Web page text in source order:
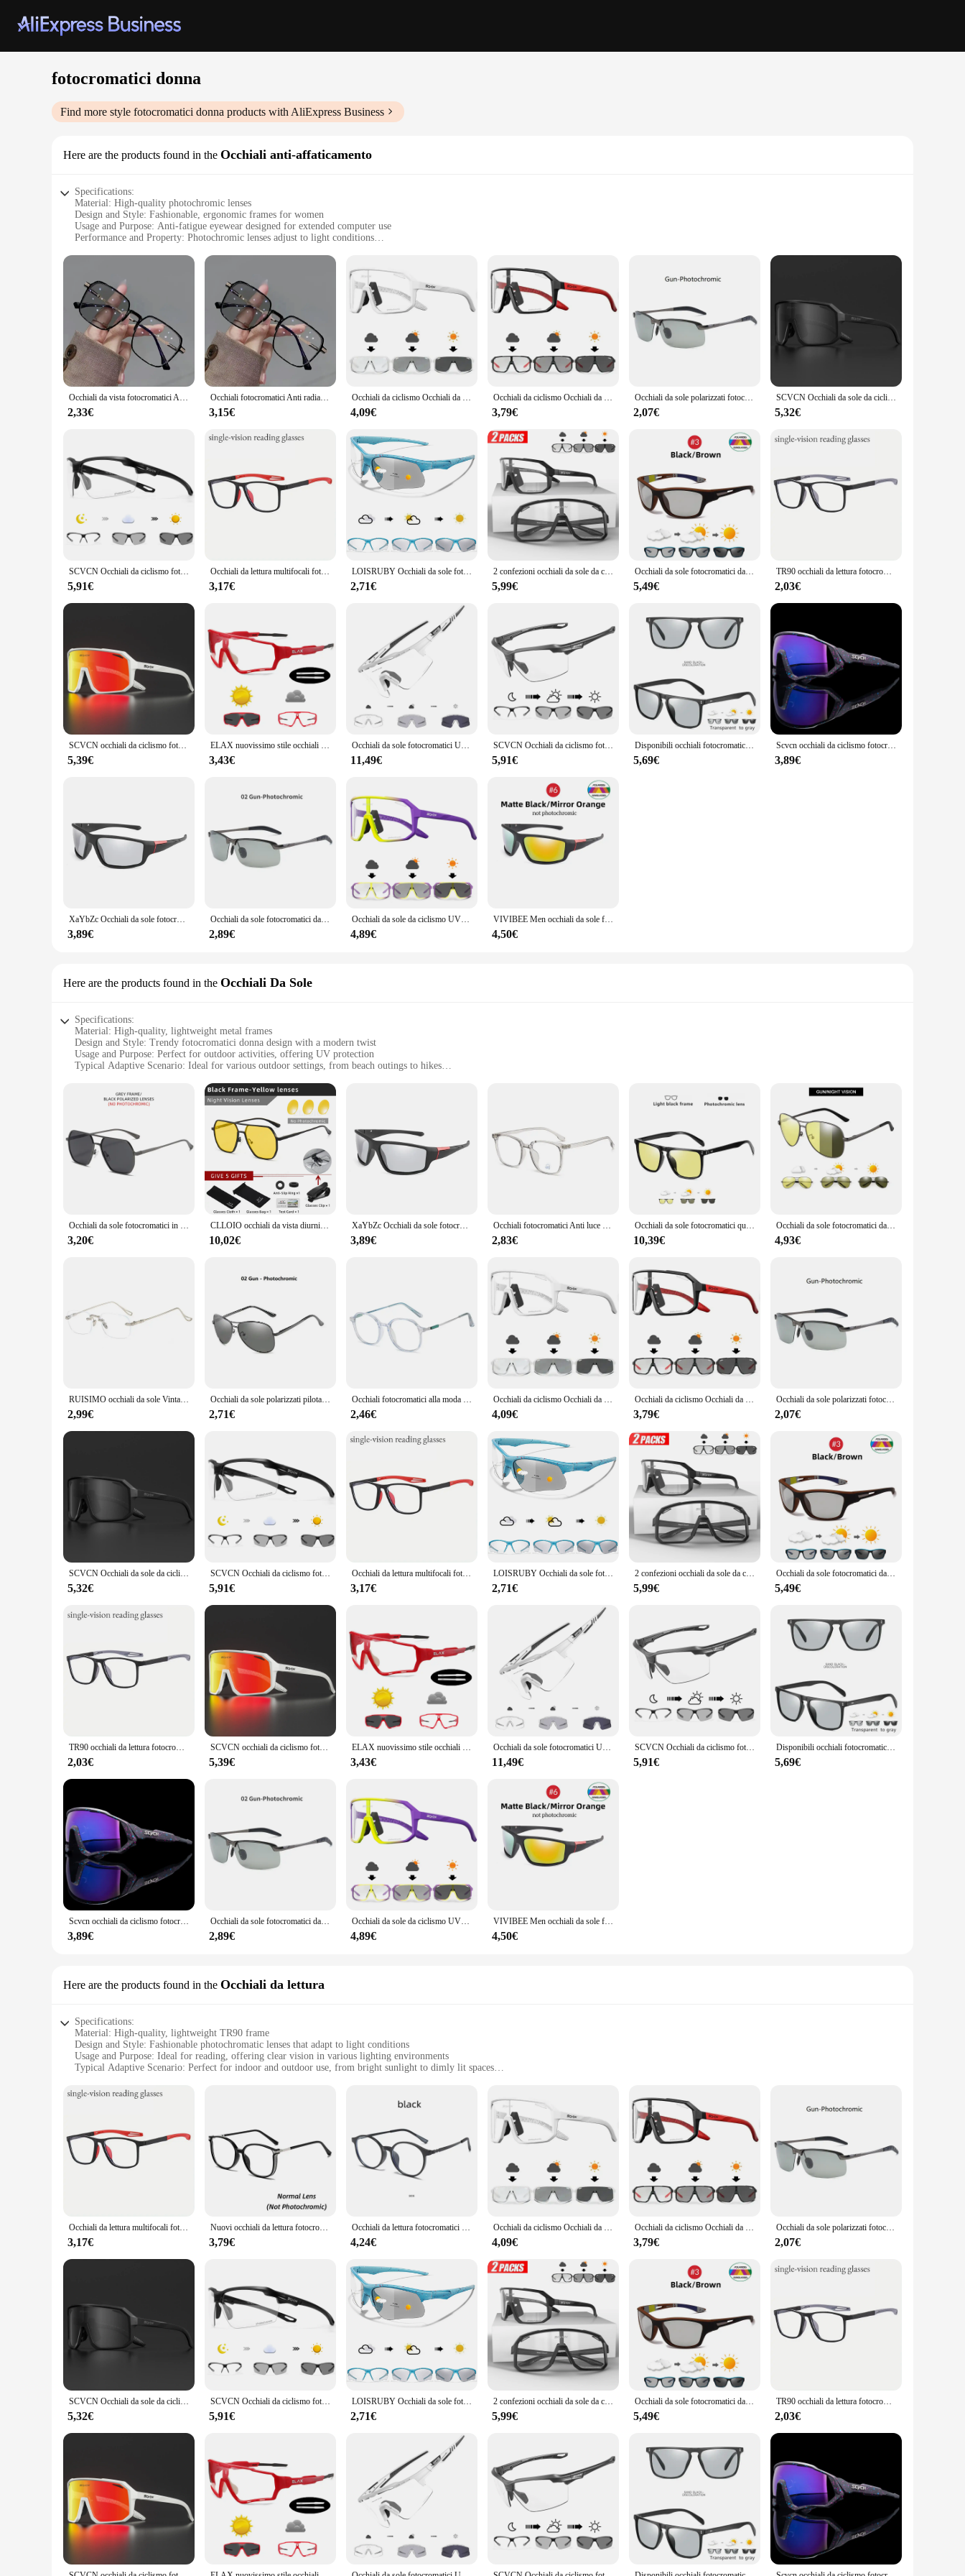
fotocromatici donna
Find more style fotocromatici donna products with AliExpress Business
Here are the products found in the Occhiali anti-affaticamento
Specifications:
Material: High-quality photochromic lenses
Design and Style: Fashionable, ergonomic frames for women
Usage and Purpose: Anti-fatigue eyewear designed for extended computer use
Performance and Property: Photochromic lenses adjust to light conditions
Applicable People: Ideal for women seeking stylish eye protection
Features:
**Advanced Eye Comfort Technology**
Discover the ultimate blend of style and functionality with our fotocromatici donna Occhiali anti-affaticamento. These anti-fatigue eyewear are meticulously crafted with high-quality photochromic
lenses that adjust to varying light conditions, ensuring your eyes are shielded from harmful blue light emitted by electronic devices. The lenses' adaptability makes them perfect for use in various
scenarios, from bright sunlight to dimly lit environments, providing optimal clarity and comfort.
**Designed for the Modern Woman**
Our eyewear is not just about performance; it's also about style. The sleek, ergonomic frames are designed to complement the modern woman's aesthetic, making them a versatile accessory for both
professional and casual settings. The lightweight design ensures comfort throughout the day, making them suitable for extended computer use, travel, or any activity that requires clear vision and
reduced eye strain.
**Adaptable and Accessible**
expand their eyewear offerings. Whether you're a small boutique or a large retailer, our wholesale options cater to your business needs. With our eyewear, you can offer your customers the latest in eye
protection technology, coupled with a stylish design that resonates with the modern woman's lifestyle.
Occhiali da vista fotocromatici Anti radiazioni con montatura grande per occhiali da vista di transizione donna/uomo lenti sostituibili
2,33€
Occhiali fotocromatici Anti radiazioni occhiali in metallo per occhiali da Computer donna uomo
3,15€
Occhiali da ciclismo Occhiali da sole fotocromatici Uomo Donna Occhiali da strada per mountain bike Nuovi occhiali da escursionismo per sport all'aria aperta da equitazione
4,09€
Occhiali da ciclismo Occhiali da sole fotocromatici Uomo Donna Occhiali da strada per mountain bike Nuovi occhiali da escursionismo per sport all'aria aperta da equitazione
3,79€
Occhiali da sole polarizzati fotocromatici da uomo che guidano gli occhiali da camaleonte da pesca cambiano colore occhiali da sole visione notturna diurna occhiali UV400
2,07€
SCVCN Occhiali da sole da ciclismo fotocromatici Occhiali da MTB Bici da strada Ciclismo Occhiali UV400 Uomo Donna Occhiali sportivi da bicicletta all'aperto Nuovo
5,32€
SCVCN Occhiali da ciclismo fotocromatici Uomo Occhiali da sole da ciclismo MTB Donna Occhiali da bici da strada UV400 Occhiali da corsa per sport all'aria aperta
5,91€
Occhiali da lettura multifocali fotocromatici TR90 anti-luce blu Nuovi occhiali da vista progressivi da vicino lontano Uomo Donna Occhiali sportivi
3,17€
LOISRUBY Occhiali da sole fotocromatici stile Uomo Donna Outdoor Mtb Bicicletta Ciclismo Occhiali da corsa Occhiali sportivi da bici antivento
2,71€
2 confezioni occhiali da sole da ciclismo fotocromatici da equitazione occhiali da ciclismo Mtb occhiali da bicicletta Mountain Bike occhiali sportivi da donna da uomo
5,99€
Occhiali da sole fotocromatici da ciclismo sport uomo 2024 montatura rossa polarizzata occhiali da sole che cambiano colore occhiali da arrampicata all'aperto
5,49€
TR90 occhiali da lettura fotocromatici Anti-luce blu per occhiali da vista sportivi ultraleggeri da donna e da uomo + 1.0 a + 4.0
2,03€
SCVCN occhiali da ciclismo fotocromatici bici Mountain Bicycle Golf UV400 occhiali da sole occhiali di protezione sportiva per uomo donna Baseball
5,39€
ELAX nuovissimo stile occhiali da sole fotocromatici sport uomo donna Mtb bici occhiali da bicicletta occhiali da ciclismo
3,43€
Occhiali da sole fotocromatici UV400 occhiali da bicicletta per bici da uomo blu sport donna occhiali da ciclismo occhiali da MTB all'aperto occhiali da bici
11,49€
SCVCN Occhiali da ciclismo fotocromatici UV400 Occhiali da corsa per sport all'aria aperta Uomo Occhiali da sole da ciclismo MTB Occhiali da bici da strada da donna
5,91€
Disponibili occhiali fotocromatici quadrati alla moda Flat Top eleganti occhiali sportivi per la corsa in auto guida viaggi e pesca in vacanza
5,69€
Scvcn occhiali da ciclismo fotocromatici bicicletta per occhiali da sole sportivi all'aperto occhiali da strada MTB occhiali da bici uomo donna Cycl Equipment
3,89€
XaYbZc Occhiali da sole fotocromatici da uomo Occhiali sportivi neri opachi Occhiali da sole polarizzati che cambiano colore da donna 2024
3,89€
Occhiali da sole fotocromatici da uomo occhiali da guida polarizzati camaleonte occhiali da sole maschili cambia colore occhiali da sole per visione notturna diurna
2,89€
Occhiali da sole da ciclismo UV400 da uomo fotocromatici occhiali da corsa sportivi da donna per occhiali da uomo occhiali da bicicletta da strada per Mountain Bike
4,89€
VIVIBEE Men occhiali da sole fotocromatici occhiali sportivi neri occhiali da sole polarizzati che cambiano colore guida 2024 scolorimento occhiali da sole
4,50€
Here are the products found in the Occhiali Da Sole
Specifications:
Material: High-quality, lightweight metal frames
Design and Style: Trendy fotocromatici donna design with a modern twist
Usage and Purpose: Perfect for outdoor activities, offering UV protection
Typical Adaptive Scenario: Ideal for various outdoor settings, from beach outings to hikes
Performance and Property: Photochromic lenses that adjust to light conditions
**Versatile and Adaptive Eyewear**
Discover the versatility of our fotocromatici donna Occhiali Da Sole, designed to adapt to your dynamic lifestyle. These trendy, photochromic sunglasses are more than just a fashion statement; they
are a practical accessory for any outdoor enthusiast. The lenses seamlessly adjust to light conditions, providing optimal protection from harmful UV rays while maintaining a clear view. Whether
you're enjoying a sunny day at the beach or hiking through the mountains, these sunglasses will ensure your eyes are shielded and comfortable.
Crafted with durability in mind, our fotocromatici donna sunglasses feature high-quality metal frames that resist wear and tear. The sleek design and modern style make them a must-have accessory for
any fashion-forward individual. The medium-sized frames offer a comfortable fit for all-day wear, while the lightweight feel ensures you won't even notice them on your face. The fotocromatici
donna sunglasses are not just about style; they are a testament to functionality and quality.
These sunglasses are not just for personal use; they are also perfect for wholesale and vendor purposes. With their versatile design and performance, they are an excellent choice for retailers looking to
offer a range of eyewear options to their customers. The fotocromatici donna sunglasses are a fantastic addition to any collection, ensuring you have a product that caters to a wide range of tastes and
needs. Whether you're looking to stock up for your store or seeking a reliable supplier, these sunglasses are a smart choice for both retailers and vendors.
Occhiali da sole fotocromatici in metallo di lusso Uomo Donna Occhiali da sole polarizzati moda Elegante camaleonte Antiriflesso Occhiali da guida UV400
3,20€
CLLOIO occhiali da vista diurni antiriflesso uomo donna occhiali da sole polarizzati da guida occhiali da sole fotocromatici quadrati in alluminio UV400
10,02€
XaYbZc Occhiali da sole fotocromatici da uomo Occhiali sportivi neri opachi Occhiali da sole polarizzati che cambiano colore da donna 2024
3,89€
Occhiali fotocromatici Anti luce blu uomo donna occhiali da vista Vintage blu resistenti alla luce occhiali quadrati montatura occhiali camaleonte
2,83€
Occhiali da sole fotocromatici quadrati con rivetti di marca occhiali da sole polarizzati da uomo che guidano occhiali da sole visione notturna diurna antiriflesso zonnebril heren
10,39€
Occhiali da sole fotocromatici da pilota classici uomo donna moda camaleonte occhiali da sole polarizzati guida maschile cambia colore visione notturna
4,93€
RUISIMO occhiali da sole Vintage senza montatura uomo donna moda occhiali con montatura quadrata piccola nuovi occhiali da sole fotocromatici muslimb
2,99€
Occhiali da sole polarizzati pilota fotocromatici di lusso uomo donna guida occhiali da sole camaleonte cambia colore occhiali UV400 giorno e notte
2,71€
Occhiali fotocromatici alla moda montatura quadrata Vintage occhiali Anti luci blu occhiali donna uomo occhiali camaleonte occhiali da sole UV400
2,46€
Occhiali da ciclismo Occhiali da sole fotocromatici Uomo Donna Occhiali da strada per mountain bike Nuovi occhiali da escursionismo per sport all'aria aperta da equitazione
4,09€
Occhiali da ciclismo Occhiali da sole fotocromatici Uomo Donna Occhiali da strada per mountain bike Nuovi occhiali da escursionismo per sport all'aria aperta da equitazione
3,79€
Occhiali da sole polarizzati fotocromatici da uomo che guidano gli occhiali da camaleonte da pesca cambiano colore occhiali da sole visione notturna diurna occhiali UV400
2,07€
SCVCN Occhiali da sole da ciclismo fotocromatici Occhiali da MTB Bici da strada Ciclismo Occhiali UV400 Uomo Donna Occhiali sportivi da bicicletta all'aperto Nuovo
5,32€
SCVCN Occhiali da ciclismo fotocromatici Uomo Occhiali da sole da ciclismo MTB Donna Occhiali da bici da strada UV400 Occhiali da corsa per sport all'aria aperta
5,91€
Occhiali da lettura multifocali fotocromatici TR90 anti-luce blu Nuovi occhiali da vista progressivi da vicino lontano Uomo Donna Occhiali sportivi
3,17€
LOISRUBY Occhiali da sole fotocromatici stile Uomo Donna Outdoor Mtb Bicicletta Ciclismo Occhiali da corsa Occhiali sportivi da bici antivento
2,71€
2 confezioni occhiali da sole da ciclismo fotocromatici da equitazione occhiali da ciclismo Mtb occhiali da bicicletta Mountain Bike occhiali sportivi da donna da uomo
5,99€
Occhiali da sole fotocromatici da ciclismo sport uomo 2024 montatura rossa polarizzata occhiali da sole che cambiano colore occhiali da arrampicata all'aperto
5,49€
TR90 occhiali da lettura fotocromatici Anti-luce blu per occhiali da vista sportivi ultraleggeri da donna e da uomo + 1.0 a + 4.0
2,03€
SCVCN occhiali da ciclismo fotocromatici bici Mountain Bicycle Golf UV400 occhiali da sole occhiali di protezione sportiva per uomo donna Baseball
5,39€
ELAX nuovissimo stile occhiali da sole fotocromatici sport uomo donna Mtb bici occhiali da bicicletta occhiali da ciclismo
3,43€
Occhiali da sole fotocromatici UV400 occhiali da bicicletta per bici da uomo blu sport donna occhiali da ciclismo occhiali da MTB all'aperto occhiali da bici
11,49€
SCVCN Occhiali da ciclismo fotocromatici UV400 Occhiali da corsa per sport all'aria aperta Uomo Occhiali da sole da ciclismo MTB Occhiali da bici da strada da donna
5,91€
Disponibili occhiali fotocromatici quadrati alla moda Flat Top eleganti occhiali sportivi per la corsa in auto guida viaggi e pesca in vacanza
5,69€
Scvcn occhiali da ciclismo fotocromatici bicicletta per occhiali da sole sportivi all'aperto occhiali da strada MTB occhiali da bici uomo donna Cycl Equipment
3,89€
Occhiali da sole fotocromatici da uomo occhiali da guida polarizzati camaleonte occhiali da sole maschili cambia colore occhiali da sole per visione notturna diurna
2,89€
Occhiali da sole da ciclismo UV400 da uomo fotocromatici occhiali da corsa sportivi da donna per occhiali da uomo occhiali da bicicletta da strada per Mountain Bike
4,89€
VIVIBEE Men occhiali da sole fotocromatici occhiali sportivi neri occhiali da sole polarizzati che cambiano colore guida 2024 scolorimento occhiali da sole
4,50€
Here are the products found in the Occhiali da lettura
Specifications:
Material: High-quality, lightweight TR90 frame
Design and Style: Fashionable photochromatic lenses that adapt to light conditions
Usage and Purpose: Ideal for reading, offering clear vision in various lighting environments
Typical Adaptive Scenario: Perfect for indoor and outdoor use, from bright sunlight to dimly lit spaces
Performance and Property: Photochromatic lenses provide quick and efficient color changes in response to light
**Optimal Comfort and Style**
The fotocromatici donna Occhiali da lettura are not just about functionality; they're a statement of style. The sleek TR90 frame material offers a comfortable fit for extended wear, while the
photochromatic lenses seamlessly adapt to your surroundings. Whether you're engrossed in a book at home or navigating the city streets, these glasses provide clear vision without the need to switch
response to varying light levels. This means you can enjoy crystal-clear vision indoors and out, whether you're reading, driving, or enjoying the outdoors. The glasses' lightweight construction ensures
that you can wear them comfortably throughout the day without any discomfort.
**Adaptive Eyewear for Everyone**
Whether you're a professional, a student, or someone who values convenience, these fotocromatici donna Occhiali da lettura are a must-have. They are not just a pair of glasses; they are an investment
in your eye health and comfort. With wholesale and vendor options available, these glasses are perfect for retailers looking to offer a high-quality, adaptive eyewear solution to their customers.
Embrace the convenience of photochromatic lenses and enjoy the perfect blend of style and functionality.
Occhiali da lettura multifocali fotocromatici TR90 anti-luce blu Nuovi occhiali da vista progressivi da vicino lontano Uomo Donna Occhiali sportivi
3,17€
Nuovi occhiali da lettura fotocromatici per donna Occhiali da sole retrò che cambiano colore unisex Moda Cat Eye Presbiopia lungimirante
3,79€
Occhiali da lettura fotocromatici in gomma ultraleggera retrò in titanio Anti luce blu per occhiali da presbite rotondi moda uomo e donna
4,24€
Occhiali da ciclismo Occhiali da sole fotocromatici Uomo Donna Occhiali da strada per mountain bike Nuovi occhiali da escursionismo per sport all'aria aperta da equitazione
4,09€
Occhiali da ciclismo Occhiali da sole fotocromatici Uomo Donna Occhiali da strada per mountain bike Nuovi occhiali da escursionismo per sport all'aria aperta da equitazione
3,79€
Occhiali da sole polarizzati fotocromatici da uomo che guidano gli occhiali da camaleonte da pesca cambiano colore occhiali da sole visione notturna diurna occhiali UV400
2,07€
SCVCN Occhiali da sole da ciclismo fotocromatici Occhiali da MTB Bici da strada Ciclismo Occhiali UV400 Uomo Donna Occhiali sportivi da bicicletta all'aperto Nuovo
5,32€
SCVCN Occhiali da ciclismo fotocromatici Uomo Occhiali da sole da ciclismo MTB Donna Occhiali da bici da strada UV400 Occhiali da corsa per sport all'aria aperta
5,91€
LOISRUBY Occhiali da sole fotocromatici stile Uomo Donna Outdoor Mtb Bicicletta Ciclismo Occhiali da corsa Occhiali sportivi da bici antivento
2,71€
2 confezioni occhiali da sole da ciclismo fotocromatici da equitazione occhiali da ciclismo Mtb occhiali da bicicletta Mountain Bike occhiali sportivi da donna da uomo
5,99€
Occhiali da sole fotocromatici da ciclismo sport uomo 2024 montatura rossa polarizzata occhiali da sole che cambiano colore occhiali da arrampicata all'aperto
5,49€
TR90 occhiali da lettura fotocromatici Anti-luce blu per occhiali da vista sportivi ultraleggeri da donna e da uomo + 1.0 a + 4.0
2,03€